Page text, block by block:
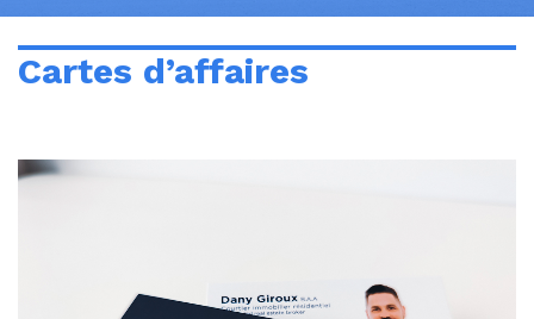
Cartes d’affaires